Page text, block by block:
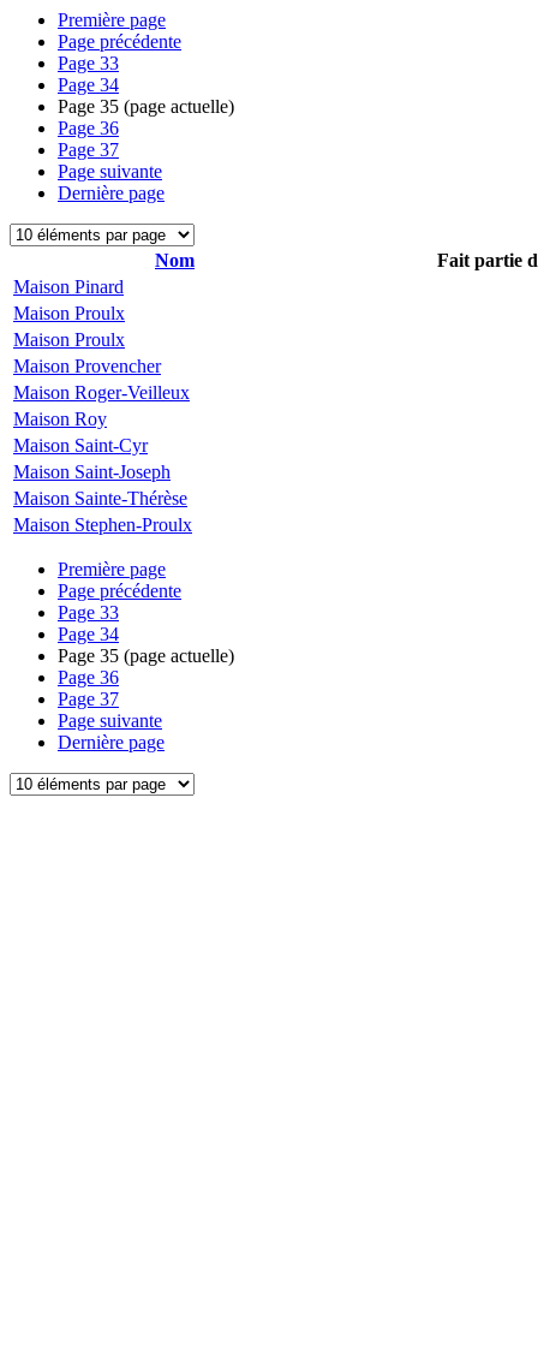
Première page
Page précédente
Page 33
Page 34
Page 35 (page actuelle)
Page 36
Page 37
Page suivante
Dernière page
Nom
Fait partie
Maison Pinard
Maison Proulx
Maison Proulx
Maison Provencher
Maison Roger-Veilleux
Maison Roy
Maison Saint-Cyr
Maison Saint-Joseph
Maison Sainte-Thérèse
Maison Stephen-Proulx
Première page
Page précédente
Page 33
Page 34
Page 35 (page actuelle)
Page 36
Page 37
Page suivante
Dernière page